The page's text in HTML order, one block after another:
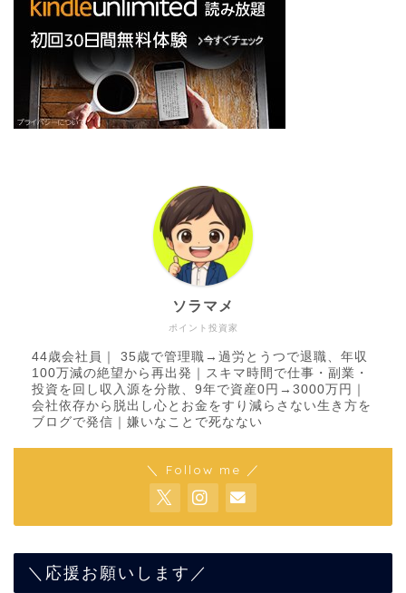
ポイント投資家
ソラマメ
44歳会社員｜ 35歳で管理職→過労とうつで退職、年収
100万減の絶望から再出発｜スキマ時間で仕事・副業・
投資を回し収入源を分散、9年で資産0円→3000万円｜
会社依存から脱出し心とお金をすり減らさない生き方を
ブログで発信｜嫌いなことで死なない
＼ Follow me ／
＼応援お願いします／